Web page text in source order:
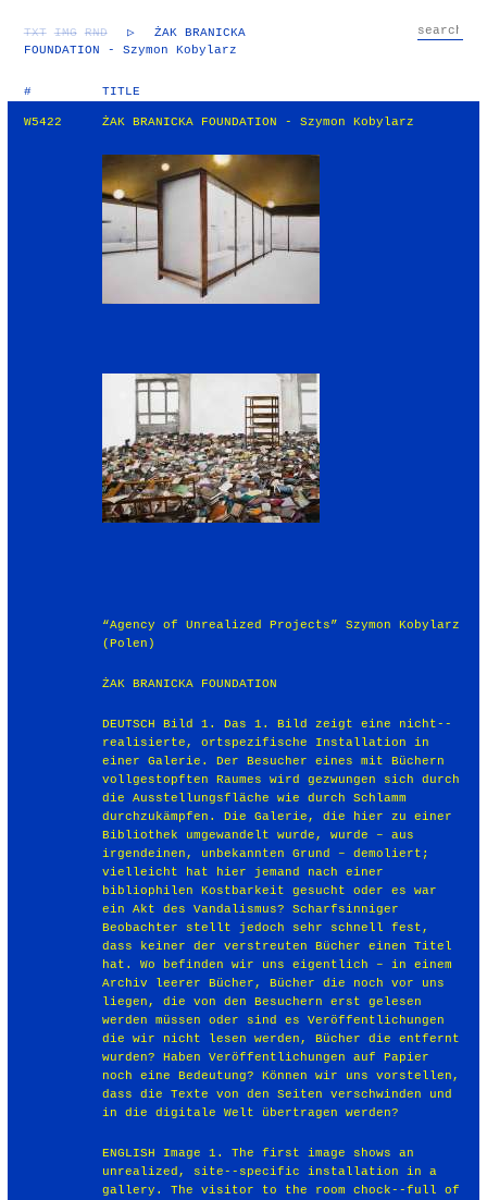
TXT IMG RND ▷
ŻAK BRANICKA
FOUNDATION - Szymon Kobylarz
# TITLE
W5422 ŻAK BRANICKA FOUNDATION - Szymon Kobylarz
“Agency of Unrealized Projects” Szymon Kobylarz
(Polen)
ŻAK BRANICKA FOUNDATION
DEUTSCH Bild 1. Das 1. Bild zeigt eine nicht-­‐
realisierte, ortspezifische Installation in
einer Galerie. Der Besucher eines mit Büchern
vollgestopften Raumes wird gezwungen sich durch
die Ausstellungsfläche wie durch Schlamm
durchzukämpfen. Die Galerie, die hier zu einer
Bibliothek umgewandelt wurde, wurde – aus
irgendeinen, unbekannten Grund – demoliert;
vielleicht hat hier jemand nach einer
bibliophilen Kostbarkeit gesucht oder es war
ein Akt des Vandalismus? Scharfsinniger
Beobachter stellt jedoch sehr schnell fest,
dass keiner der verstreuten Bücher einen Titel
hat. Wo befinden wir uns eigentlich – in einem
Archiv leerer Bücher, Bücher die noch vor uns
liegen, die von den Besuchern erst gelesen
werden müssen oder sind es Veröffentlichungen
die wir nicht lesen werden, Bücher die entfernt
wurden? Haben Veröffentlichungen auf Papier
noch eine Bedeutung? Können wir uns vorstellen,
dass die Texte von den Seiten verschwinden und
in die digitale Welt übertragen werden?
ENGLISH Image 1. The first image shows an
unrealized, site-­‐specific installation in a
gallery. The visitor to the room chock-­‐full of